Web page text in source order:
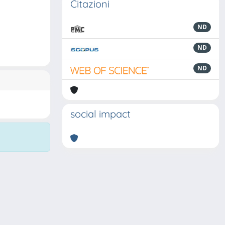
Citazioni
ND
ND
ND
social impact